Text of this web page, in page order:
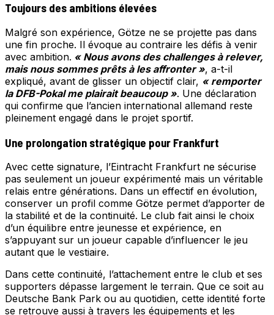
Toujours des ambitions élevées
Malgré son expérience, Götze ne se projette pas dans
une fin proche. Il évoque au contraire les défis à venir
avec ambition. « Nous avons des challenges à relever,
mais nous sommes prêts à les affronter », a-t-il
expliqué, avant de glisser un objectif clair, « remporter
la DFB-Pokal me plairait beaucoup ». Une déclaration
qui confirme que l’ancien international allemand reste
pleinement engagé dans le projet sportif.
Une prolongation stratégique pour Frankfurt
Avec cette signature, l’Eintracht Frankfurt ne sécurise
pas seulement un joueur expérimenté mais un véritable
relais entre générations. Dans un effectif en évolution,
conserver un profil comme Götze permet d’apporter de
la stabilité et de la continuité. Le club fait ainsi le choix
d’un équilibre entre jeunesse et expérience, en
s’appuyant sur un joueur capable d’influencer le jeu
autant que le vestiaire.
Dans cette continuité, l’attachement entre le club et ses
supporters dépasse largement le terrain. Que ce soit au
Deutsche Bank Park ou au quotidien, cette identité forte
se retrouve aussi à travers les équipements et les